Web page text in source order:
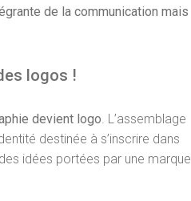
de la communication mais
logos !
devient logo. L’assemblage
destinée à s’inscrire dans
idées portées par une marque